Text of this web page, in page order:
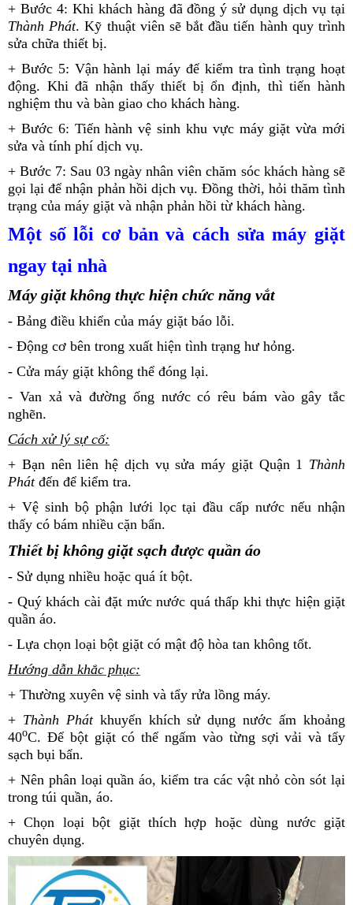
+ Bước 4: Khi khách hàng đã đồng ý sử dụng dịch vụ tại
Thành Phát. Kỹ thuật viên sẽ bắt đầu tiến hành quy trình
sửa chữa thiết bị.
+ Bước 5: Vận hành lại máy để kiểm tra tình trạng hoạt
động. Khi đã nhận thấy thiết bị ổn định, thì tiến hành
nghiệm thu và bàn giao cho khách hàng.
+ Bước 6: Tiến hành vệ sinh khu vực máy giặt vừa mới
sửa và tính phí dịch vụ.
+ Bước 7: Sau 03 ngày nhân viên chăm sóc khách hàng sẽ
gọi lại để nhận phản hồi dịch vụ. Đồng thời, hỏi thăm tình
trạng của máy giặt và nhận phản hồi từ khách hàng.
Một số lỗi cơ bản và cách sửa máy giặt
ngay tại nhà
Máy giặt không thực hiện chức năng vắt
- Bảng điều khiển của máy giặt báo lỗi.
- Động cơ bên trong xuất hiện tình trạng hư hỏng.
- Cửa máy giặt không thể đóng lại.
- Van xả và đường ống nước có rêu bám vào gây tắc
nghẽn.
Cách xử lý sự cố:
+ Bạn nên liên hệ dịch vụ sửa máy giặt Quận 1 Thành
Phát đến để kiểm tra.
+ Vệ sinh bộ phận lưới lọc tại đầu cấp nước nếu nhận
thấy có bám nhiều cặn bẩn.
Thiết bị không giặt sạch được quần áo
- Sử dụng nhiều hoặc quá ít bột.
- Quý khách cài đặt mức nước quá thấp khi thực hiện giặt
quần áo.
- Lựa chọn loại bột giặt có mật độ hòa tan không tốt.
Hướng dẫn khắc phục:
+ Thường xuyên vệ sinh và tẩy rửa lồng máy.
+ Thành Phátkhuyến khích sử dụng nước ấm khoảng
40oC. Để bột giặt có thể ngấm vào từng sợi vải và tẩy
sạch bụi bẩn.
+ Nên phân loại quần áo, kiểm tra các vật nhỏ còn sót lại
trong túi quần, áo.
+ Chọn loại bột giặt thích hợp hoặc dùng nước giặt
chuyên dụng.